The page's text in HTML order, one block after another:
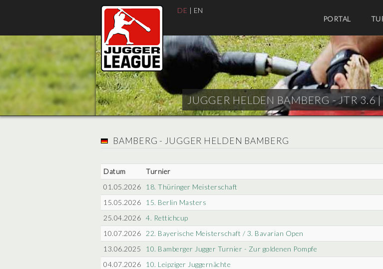
DE | EN
PORTAL
JUGGER HELDEN BAMBERG - JTR 3.6
BAMBERG - JUGGER HELDEN BAMBERG
Datum Turnier
01.05.2026
18. Thüringer Meisterschaft
15.05.2026
15. Berlin Masters
25.04.2026 4. Rettichcup
10.07.2026
22. Bayerische Meisterschaft / 3. Bavarian Open
13.06.2025
10. Bamberger Jugger Turnier - Zur goldenen Pompfe
04.07.2026
10. Leipziger Juggernächte